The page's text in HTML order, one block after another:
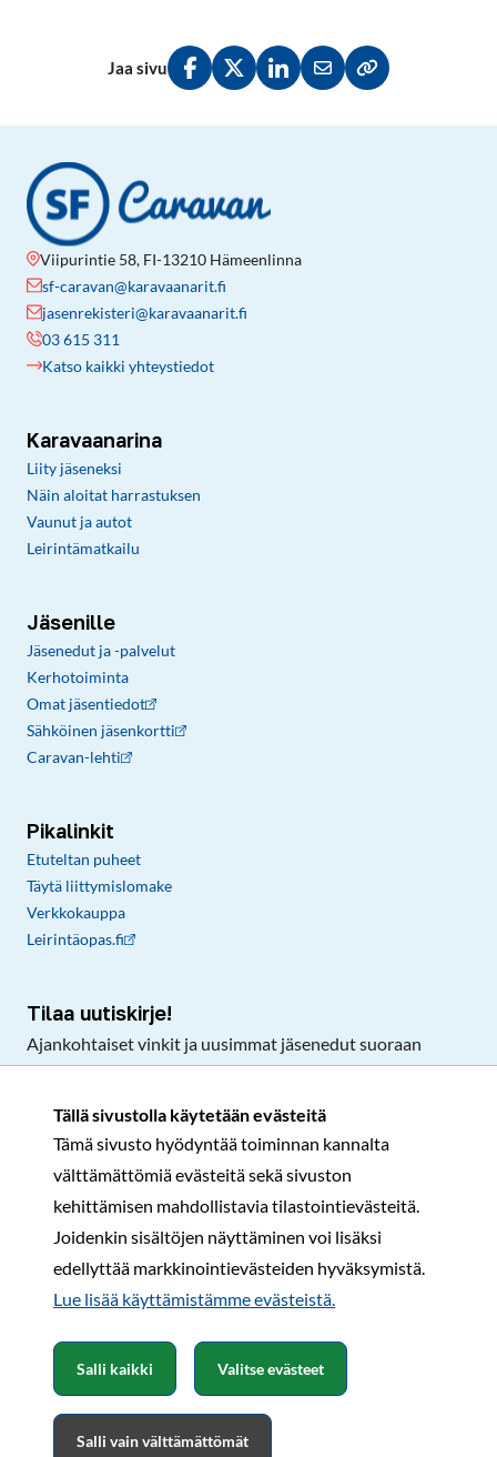
Tällä sivustolla käytetään evästeitä
Tämä sivusto hyödyntää toiminnan kannalta
välttämättömiä evästeitä sekä sivuston
kehittämisen mahdollistavia tilastointievästeitä.
Joidenkin sisältöjen näyttäminen voi lisäksi
edellyttää markkinointievästeiden hyväksymistä.
Lue lisää käyttämistämme evästeistä.​​​​​​
Salli kaikki
Salli vain välttämättömät
Valitse evästeet
Jaa sivu
Jaa Facebookissa
Jaa Twitterissä
Jaa LinkedInissä
Jaa sähköpostitse
Kopioi linkki
Viipurintie 58, FI-13210 Hämeenlinna
sf-caravan@karavaanarit.fi
jasenrekisteri@karavaanarit.fi
03 615 311
Katso kaikki yhteystiedot
Karavaanarina
Liity jäseneksi
Näin aloitat harrastuksen
Vaunut ja autot
Leirintämatkailu
Jäsenille
Jäsenedut ja -palvelut
Kerhotoiminta
Omat jäsentiedot
Sähköinen jäsenkortti
Caravan-lehti
Pikalinkit
Etuteltan puheet
Täytä liittymislomake
Verkkokauppa
Leirintäopas.fi
Tilaa uutiskirje!
Ajankohtaiset vinkit ja uusimmat jäsenedut suoraan
Rekisteri- ja tietosuojaselosteSopimusehdot